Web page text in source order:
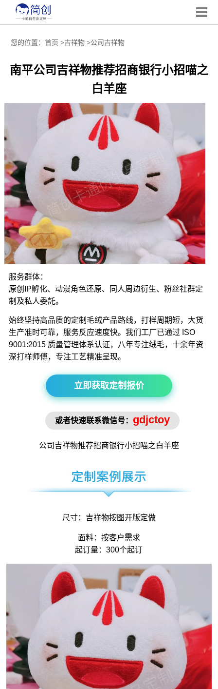
您的位置： 首页 >吉祥物>公司吉祥物
南平公司吉祥物推荐招商银行小招喵之
白羊座
服务群体：
原创IP孵化、动漫角色还原、同人周边衍生、粉丝社群定
制及私人委託。
始终坚持高品质的定制毛绒产品路线，打样周期短，大货
生产准时可靠，服务反应速度快。我们工厂已通过 ISO
9001:2015 质量管理体系认证，八年专注绒毛，十余年资
深打样师傅，专注工艺精准呈现。
立即获取定制报价
或者快速联系微信号： gdjctoy
公司吉祥物推荐招商银行小招喵之白羊座
尺寸： 吉祥物按图开版定做
面料：按客户需求
起订量：300个起订